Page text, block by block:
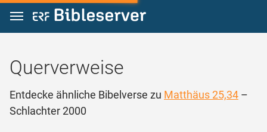
Zum Inhalt springen
Querverweise
Entdecke ähnliche Bibelverse zu Matthäus 25,34 –
Schlachter 2000